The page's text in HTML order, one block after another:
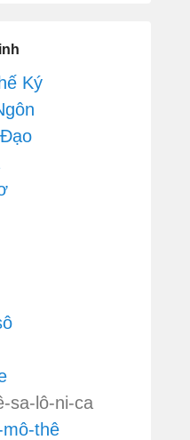
Ký
sa-lô-ni-ca
thê